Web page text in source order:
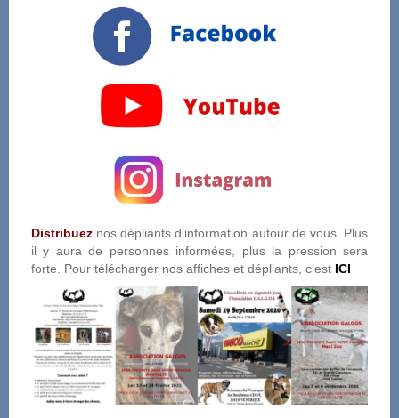
Distribuez nos dépliants d’information autour de vous. Plus
il y aura de personnes informées, plus la pression sera
forte. Pour télécharger nos affiches et dépliants, c’est ICI